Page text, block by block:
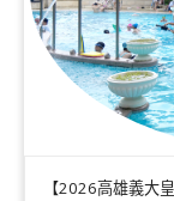
【2026高雄義大